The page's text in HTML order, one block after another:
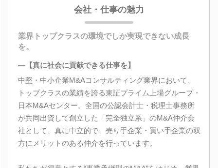
会社・仕事の魅力
業界トップクラスの環境でしか実現できない成長
を。
―【真に社会に貢献できる仕事を】
中堅・中小企業M&Aコンサルティング業界において、
トップクラスの業績を誇る東証プライム上場グループ・
日本M&Aセンター。全国の公認会計士・税理士事務所
が共同出資して創立した「完全独立系」のM&A仲介会
社として、真に中立的で、売り手企業・買い手企業の双
方にメリットのある仲介を行っています。